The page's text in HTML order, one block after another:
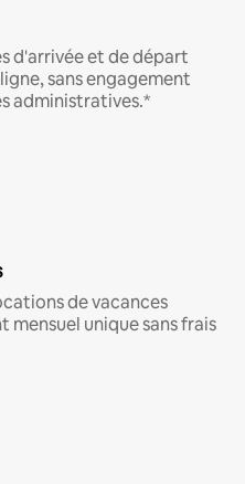
d'arrivée et de départ
sans engagement
administratives.*
de vacances
mensuel unique sans frais